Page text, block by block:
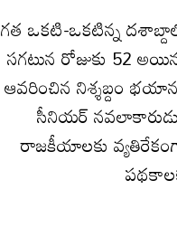
గత ఒకటి-ఒకటిన్న
సగటున రోజుకు 52
ఆవరించిన నిశ్శబ్దం
సీనియర్‌
రాజకీయాలకు